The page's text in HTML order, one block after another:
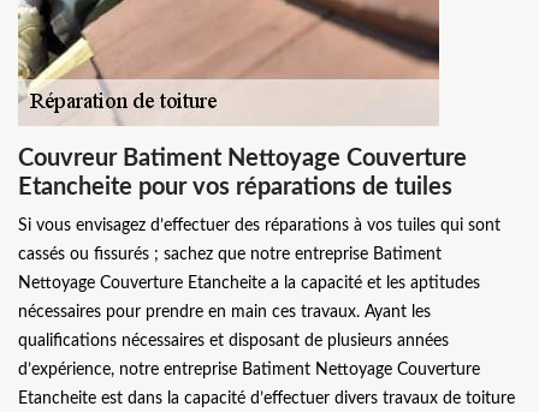
Couvreur Batiment Nettoyage Couverture
Etancheite pour vos réparations de tuiles
Si vous envisagez d’effectuer des réparations à vos tuiles qui sont
cassés ou fissurés ; sachez que notre entreprise Batiment
Nettoyage Couverture Etancheite a la capacité et les aptitudes
nécessaires pour prendre en main ces travaux. Ayant les
qualifications nécessaires et disposant de plusieurs années
d’expérience, notre entreprise Batiment Nettoyage Couverture
Etancheite est dans la capacité d’effectuer divers travaux de toiture